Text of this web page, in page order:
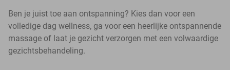
Ben je juist toe aan ontspanning? Kies dan voor een
volledige dag wellness, ga voor een heerlijke ontspannende
massage of laat je gezicht verzorgen met een volwaardige
gezichtsbehandeling.